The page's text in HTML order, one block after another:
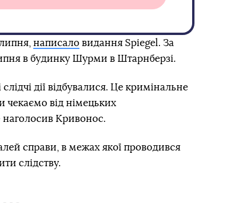
написало видання Spiegel. За
в будинку Шурми в Штарнберзі.
дії відбувалися. Це кримінальне
чекаємо від німецьких
наголосив Кривонос.
справи, в межах якої проводився
слідству.